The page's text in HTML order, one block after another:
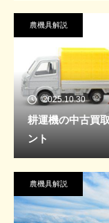
農機具解説
2025.10.30
耕運機の中古買
ント
農機具解説